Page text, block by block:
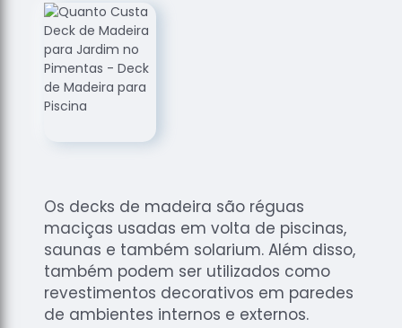
Loja de
Assoalhos
Raspagem
de
Assoalhos
de Tacos
de
Madeiras
Raspagens
de Pisos
Tacos de
Os decks de madeira são réguas
maciças usadas em volta de piscinas,
saunas e também solarium. Além disso,
também podem ser utilizados como
revestimentos decorativos em paredes
de ambientes internos e externos.